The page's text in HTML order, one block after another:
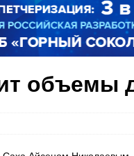
объемы